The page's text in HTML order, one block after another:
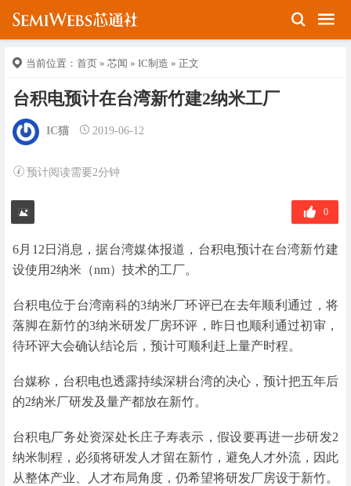
当前位置： 首页 » 芯闻 » IC制造 » 正文
台积电预计在台湾新竹建2纳米工厂
IC猫 2019-06-12
预计阅读需要2分钟
0
6月12日消息，据台湾媒体报道，台积电预计在台湾新竹建
设使用2纳米（nm）技术的工厂。
台积电位于台湾南科的3纳米厂环评已在去年顺利通过，将
落脚在新竹的3纳米研发厂房环评，昨日也顺利通过初审，
待环评大会确认结论后，预计可顺利赶上量产时程。
台媒称，台积电也透露持续深耕台湾的决心，预计把五年后
的2纳米厂研发及量产都放在新竹。
台积电厂务处资深处长庄子寿表示，假设要再进一步研发2
纳米制程，必须将研发人才留在新竹，避免人才外流，因此
从整体产业、人才布局角度，仍希望将研发厂房设于新竹。